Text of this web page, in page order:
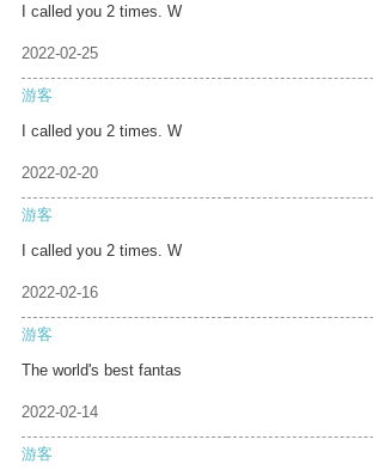
I called you 2 times. W
2022-02-25
游客
I called you 2 times. W
2022-02-20
游客
I called you 2 times. W
2022-02-16
游客
The world's best fantas
2022-02-14
游客